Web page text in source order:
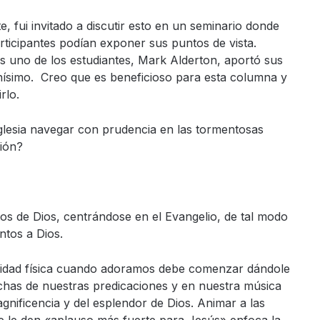
fui invitado a discutir esto en un seminario donde
podían exponer sus puntos de vista.
uno de los estudiantes, Mark Alderton, aportó sus
Creo que es beneficioso para esta columna y
navegar con prudencia en las tormentosas
de Dios, centrándose en el Evangelio, de tal modo
a Dios.
física cuando adoramos debe comenzar dándole
de nuestras predicaciones y en nuestra música
y del esplendor de Dios. Animar a las